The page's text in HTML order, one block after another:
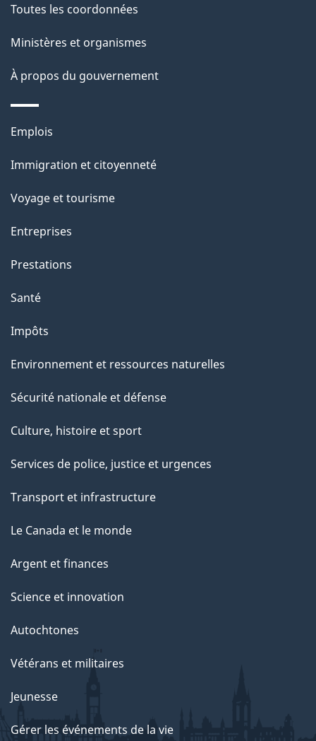
p
a
g
e
Toutes les coordonnées
Ministères et organismes
À propos du gouvernement
Thèmes
sujets
Emplois
Immigration et citoyenneté
Voyage et tourisme
Entreprises
Prestations
Santé
Impôts
Environnement et ressources naturelles
Sécurité nationale et défense
Culture, histoire et sport
Services de police, justice et urgences
Transport et infrastructure
Le Canada et le monde
Argent et finances
Science et innovation
Autochtones
Vétérans et militaires
Jeunesse
Gérer les événements de la vie